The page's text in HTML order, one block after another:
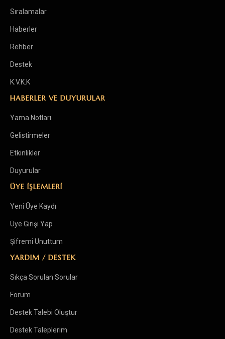
Sıralamalar
Haberler
Rehber
Destek
K.V.K.K
HABERLER VE DUYURULAR
Yama Notları
Gelistirmeler
Etkinlikler
Duyurular
ÜYE İŞLEMLERİ
Yeni Üye Kaydı
Üye Girişi Yap
Şifremi Unuttum
YARDIM / DESTEK
Sıkça Sorulan Sorular
Forum
Destek Talebi Oluştur
Destek Taleplerim